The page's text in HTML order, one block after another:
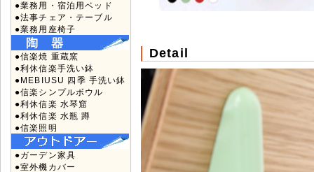
●業務用・宿泊用ベッド
●法事チェア・テーブル
●業務用座椅子
●信楽焼 重蔵窯
●利休信楽手洗い鉢
●MEBIUSU 四季 手洗い鉢
●信楽シンプルボウル
●利休信楽 水琴窟
●利休信楽 水瓶 蹲
●信楽照明
●ガーデン家具
●室外機カバー
Detail